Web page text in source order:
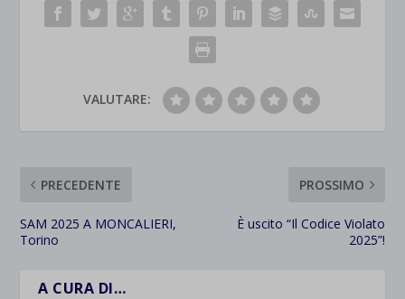
VALUTARE:
PRECEDENTE
SAM 2025 A MONCALIERI,
Torino
PROSSIMO
È uscito “Il Codice Violato
2025”!
A CURA DI…